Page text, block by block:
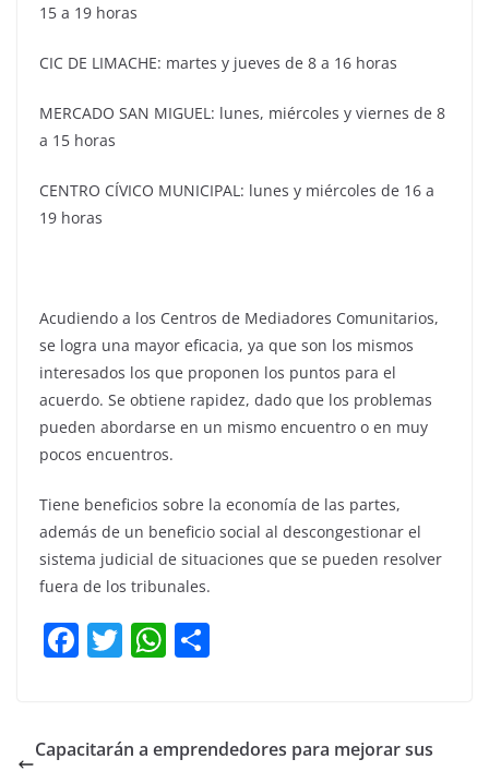
15 a 19 horas
CIC DE LIMACHE: martes y jueves de 8 a 16 horas
MERCADO SAN MIGUEL: lunes, miércoles y viernes de 8
a 15 horas
CENTRO CÍVICO MUNICIPAL: lunes y miércoles de 16 a
19 horas
Acudiendo a los Centros de Mediadores Comunitarios,
se logra una mayor eficacia, ya que son los mismos
interesados los que proponen los puntos para el
acuerdo. Se obtiene rapidez, dado que los problemas
pueden abordarse en un mismo encuentro o en muy
pocos encuentros.
Tiene beneficios sobre la economía de las partes,
además de un beneficio social al descongestionar el
sistema judicial de situaciones que se pueden resolver
fuera de los tribunales.
F
e
T
er
W
s p
Capacitarán a emprendedores para mejorar sus